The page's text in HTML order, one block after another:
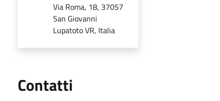
Via Roma, 18, 37057
San Giovanni
Lupatoto VR, Italia
Contatti